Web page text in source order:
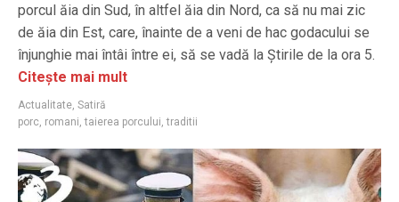
porcul ăia din Sud, în altfel ăia din Nord, ca să nu mai zic
de ăia din Est, care, înainte de a veni de hac godacului se
înjunghie mai întâi între ei, să se vadă la Ştirile de la ora 5.
Citește mai mult
Actualitate, Satiră
porc, romani,taierea porcului,traditii